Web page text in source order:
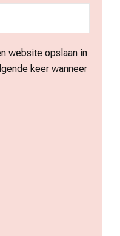
website opslaan in
keer wanneer